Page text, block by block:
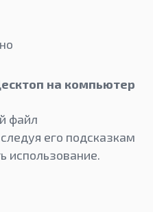
на компьютер
файл
его подсказкам
использование.